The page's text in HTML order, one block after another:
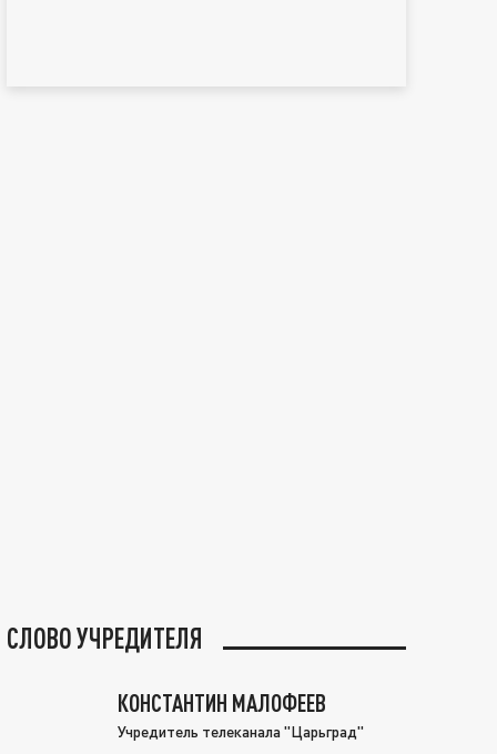
СЛОВО УЧРЕДИТЕЛЯ
КОНСТАНТИН МАЛОФЕЕВ
Учредитель телеканала "Царьград"